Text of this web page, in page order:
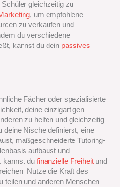
gleichzeitig zu
, um empfohlene
zu verkaufen und
du verschiedene
kannst du dein passives
Fächer oder spezialisierte
deine einzigartigen
zu helfen und gleichzeitig
deine Nische definierst, eine
maßgeschneiderte Tutoring-
aufbaust und
kannst du finanzielle Freiheit und
Nutze die Kraft des
teilen und anderen Menschen